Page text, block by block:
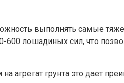
выполнять самые
лошадиных сил, что
агрегат грунта это дает